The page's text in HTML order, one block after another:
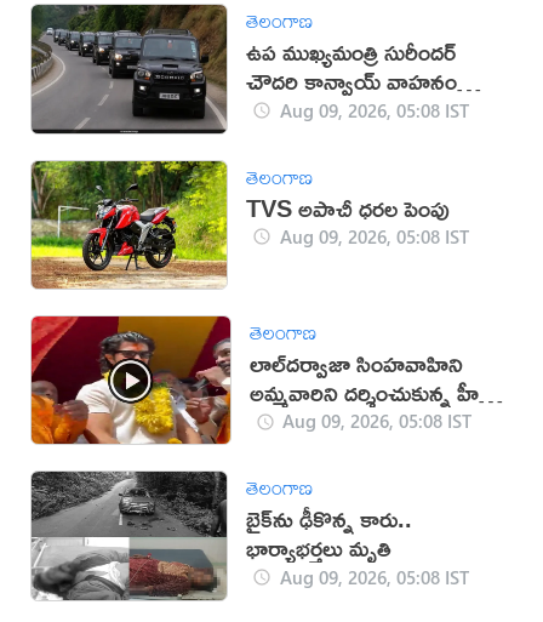
తెలంగాణ
ఉప ముఖ్యమంత్రి సురీందర్
చౌదరి కాన్వాయ్ వాహనం
ఢీకొని వ్యక్తి మృతి!
Aug 09, 2026, 05:08 IST
తెలంగాణ
TVS అపాచీ ధరల పెంపు
Aug 09, 2026, 05:08 IST
తెలంగాణ
లాల్‌దర్వాజా సింహవాహిని
అమ్మవారిని దర్శించుకున్న హీరో
విజయ్‌Aug 09, 2026, 05:08 IST
తెలంగాణ
బైక్‌ను ఢీకొన్న కారు..
భార్యాభర్తలు మృతి
Aug 09, 2026, 05:08 IST